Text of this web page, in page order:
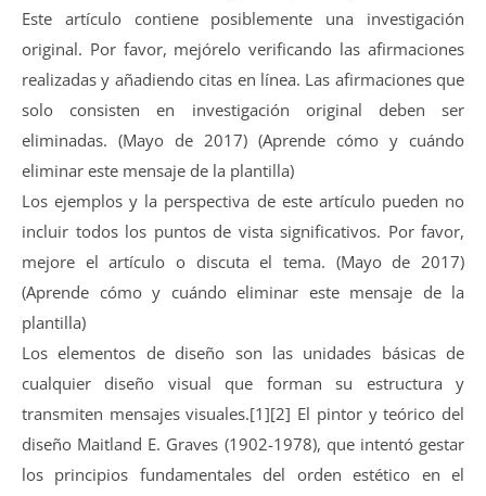
Este artículo contiene posiblemente una investigación
original. Por favor, mejórelo verificando las afirmaciones
realizadas y añadiendo citas en línea. Las afirmaciones que
solo consisten en investigación original deben ser
eliminadas. (Mayo de 2017) (Aprende cómo y cuándo
eliminar este mensaje de la plantilla)
Los ejemplos y la perspectiva de este artículo pueden no
incluir todos los puntos de vista significativos. Por favor,
mejore el artículo o discuta el tema. (Mayo de 2017)
(Aprende cómo y cuándo eliminar este mensaje de la
plantilla)
Los elementos de diseño son las unidades básicas de
cualquier diseño visual que forman su estructura y
transmiten mensajes visuales.[1][2] El pintor y teórico del
diseño Maitland E. Graves (1902-1978), que intentó gestar
los principios fundamentales del orden estético en el